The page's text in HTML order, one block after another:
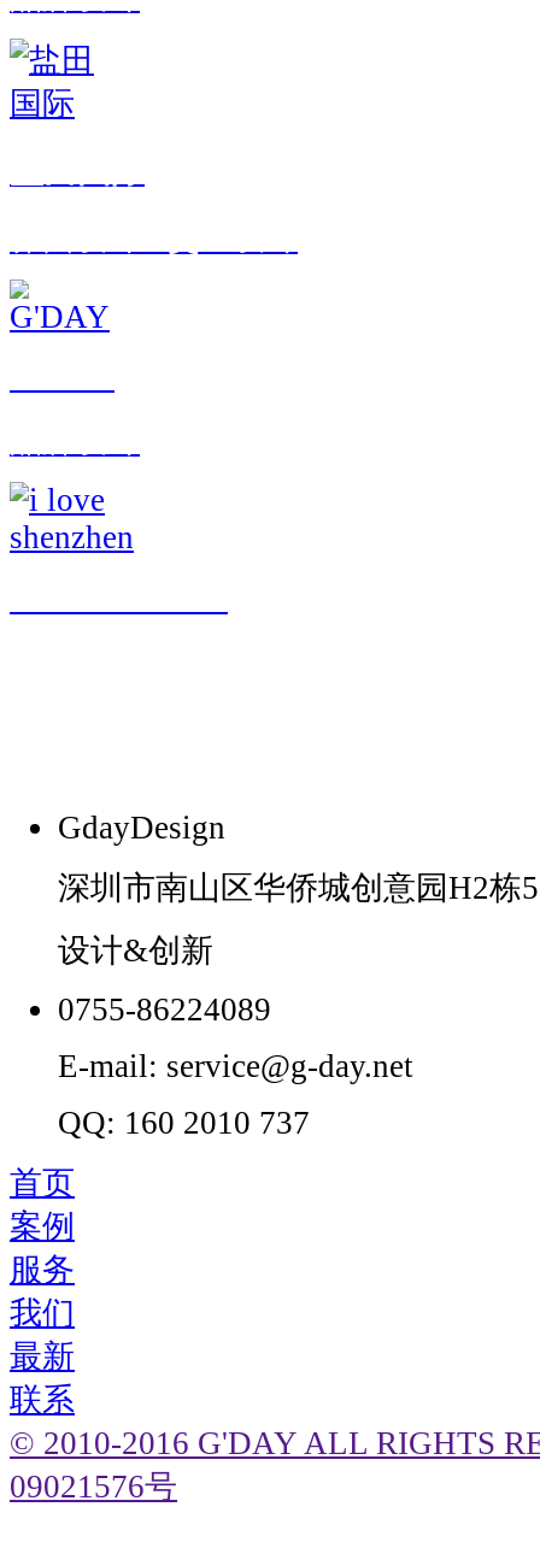
GdayDesign
深圳市南山区华侨城创意园H2栋
设计&创新
0755-86224089
E-mail: service@g-day.net
QQ: 160 2010 737
首页
案例
服务
我们
最新
联系
© 2010-2016 G'DAY ALL RIGHTS
09021576号